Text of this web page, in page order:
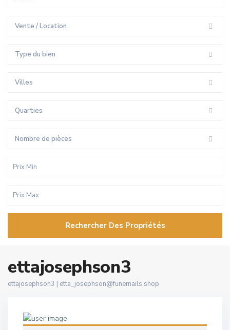
Vente / Location
Type du bien
Villes
Quarties
Nombre de pièces
Rechercher Des Propriétés
ettajosephson3
ettajosephson3 | etta_josephson@funemails.shop